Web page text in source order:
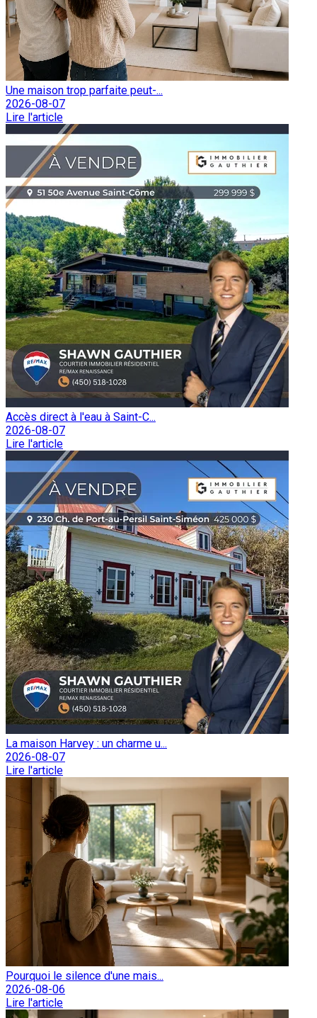
Une maison trop parfaite peut-...
2026-08-07
Lire l'article
Accès direct à l'eau à Saint-C...
2026-08-07
Lire l'article
La maison Harvey : un charme u...
2026-08-07
Lire l'article
Pourquoi le silence d'une mais...
2026-08-06
Lire l'article